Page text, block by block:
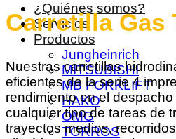
¿Quiénes somos?
Servicios
Productos
Jungheinrich
MITSUBISHI
MB FORKLIFT
HAKO
OMG
TORROS
Carretilla Gas
Nuestras carretillas
eficientes de la serie 4
rendimiento en el
cualquier tipo de tareas de
trayectos medios,